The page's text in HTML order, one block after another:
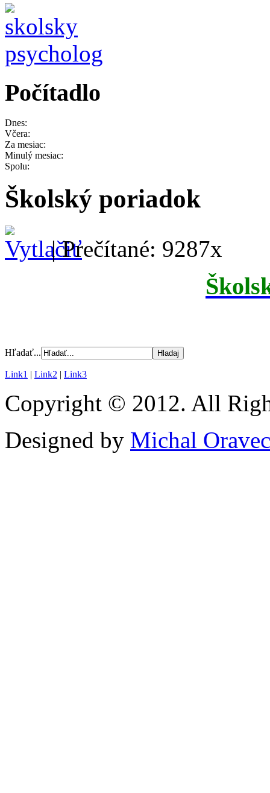
Počítadlo
Dnes:
Včera:
Za mesiac:
Minulý mesiac:
Spolu:
Školský poriadok
| Prečítané: 9287x
Hľadať...
Link1 | Link2 | Link3
Copyright © 2012. All
Designed by Michal Oravec